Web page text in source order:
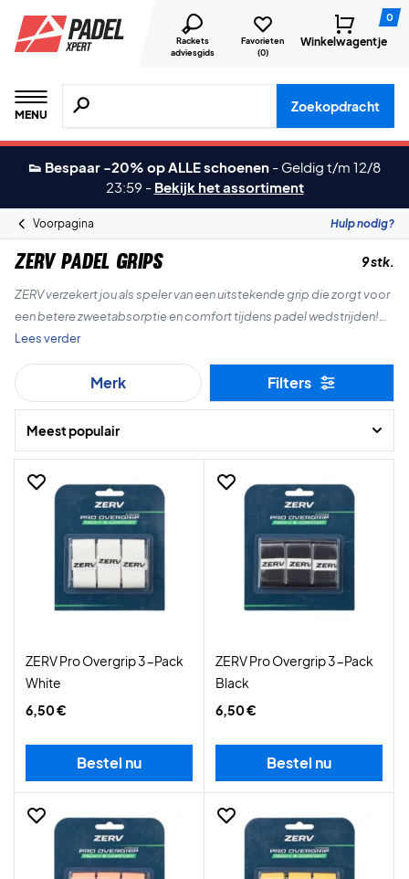
Rackets
adviesgids
Favorieten
(0)
0
Winkelwagentje
MENU
Zoeken naar producten, merken etc.
Zoekopdracht
👟 Bespaar -20% op ALLE schoenen - Geldig t/m 12/8
23:59 - Bekijk het assortiment
Voorpagina Hulp nodig?
ZERV Padel grips 9 stk.
ZERV verzekert jou als speler van een uitstekende grip die zorgt voor
een betere zweetabsorptie en comfort tijdens padel wedstrijden!
Lees verder
Merk Filters
Meest populair
ZERV Pro Overgrip 3-Pack
White
6,50 €
Bestel nu
ZERV Pro Overgrip 3-Pack
Black
6,50 €
Bestel nu